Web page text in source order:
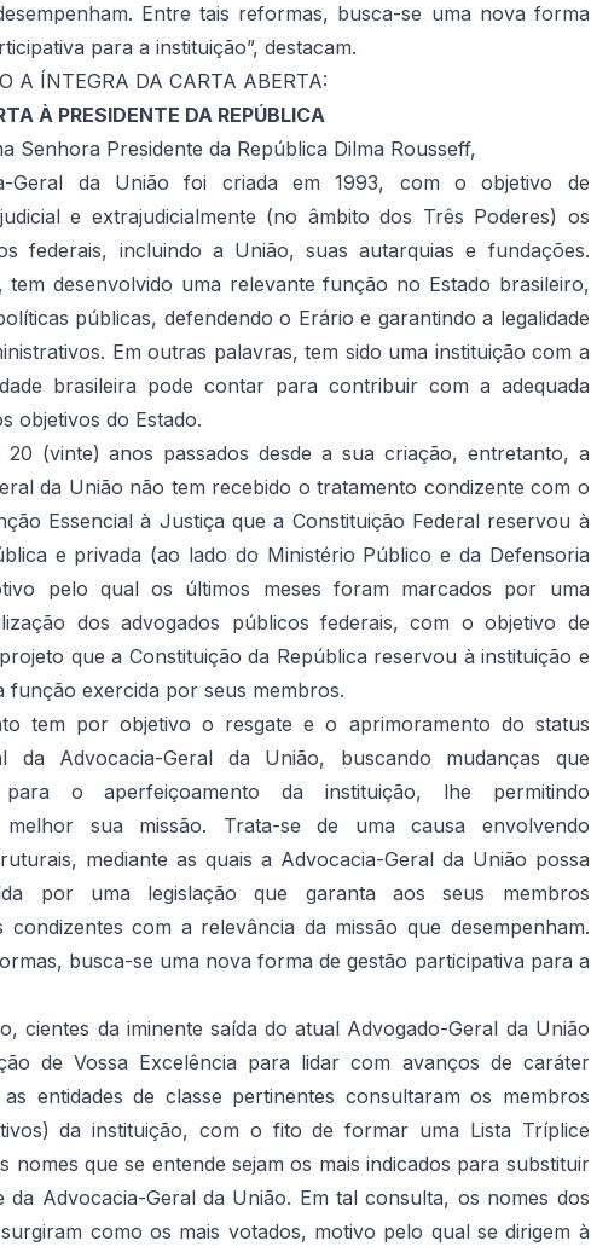
Entre tais reformas, busca-se uma nova forma
para a instituição”, destacam.
A ÍNTEGRA DA CARTA ABERTA:
À PRESIDENTE DA REPÚBLICA
Senhora Presidente da República Dilma Rousseff,
Geral da União foi criada em 1993, com o objetivo de
e extrajudicialmente (no âmbito dos Três Poderes) os
federais, incluindo a União, suas autarquias e fundações.
tem desenvolvido uma relevante função no Estado brasileiro,
públicas, defendendo o Erário e garantindo a legalidade
Em outras palavras, tem sido uma instituição com a
brasileira pode contar para contribuir com a adequada
objetivos do Estado.
20 (vinte) anos passados desde a sua criação, entretanto, a
da União não tem recebido o tratamento condizente com o
Essencial à Justiça que a Constituição Federal reservou à
e privada (ao lado do Ministério Público e da Defensoria
pelo qual os últimos meses foram marcados por uma
dos advogados públicos federais, com o objetivo de
que a Constituição da República reservou à instituição e
função exercida por seus membros.
tem por objetivo o resgate e o aprimoramento do status
da Advocacia-Geral da União, buscando mudanças que
para o aperfeiçoamento da instituição, lhe permitindo
melhor sua missão. Trata-se de uma causa envolvendo
mediante as quais a Advocacia-Geral da União possa
por uma legislação que garanta aos seus membros
condizentes com a relevância da missão que desempenham.
busca-se uma nova forma de gestão participativa para a
cientes da iminente saída do atual Advogado-Geral da União
de Vossa Excelência para lidar com avanços de caráter
entidades de classe pertinentes consultaram os membros
da instituição, com o fito de formar uma Lista Tríplice
nomes que se entende sejam os mais indicados para substituir
da Advocacia-Geral da União. Em tal consulta, os nomes dos
como os mais votados, motivo pelo qual se dirigem à